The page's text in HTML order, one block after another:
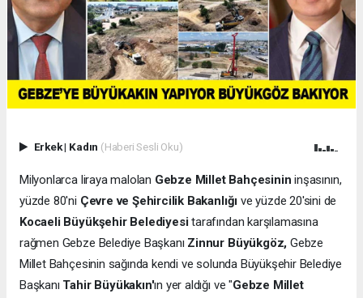
Erkek| Kadın (Haberi Sesli Oku)
Milyonlarca liraya malolan Gebze Millet Bahçesinin inşasının,
yüzde 80'ni Çevre ve Şehircilik Bakanlığı ve yüzde 20'sini de
Kocaeli Büyükşehir Belediyesitarafından karşılamasına
rağmen Gebze Belediye Başkanı Zinnur Büyükgöz, Gebze
Millet Bahçesinin sağında kendi ve solunda Büyükşehir Belediye
Başkanı Tahir Büyükakın'ın yer aldığı ve "Gebze Millet